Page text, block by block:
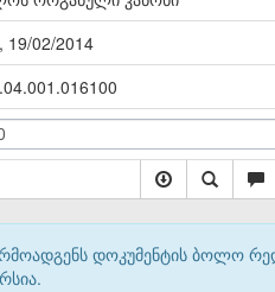
19/02/2014
დოკუმენტის ბოლო